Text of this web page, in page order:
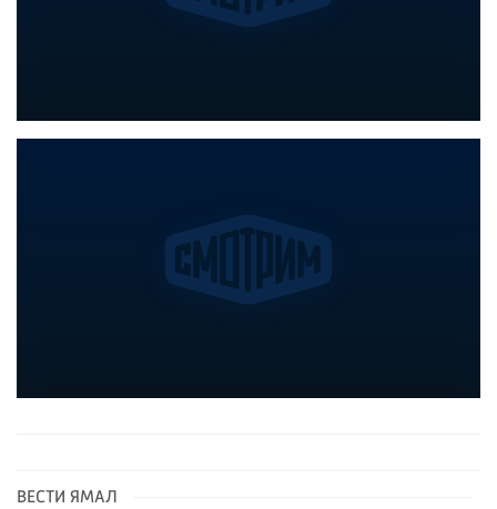
ВЕСТИ ЯМАЛ